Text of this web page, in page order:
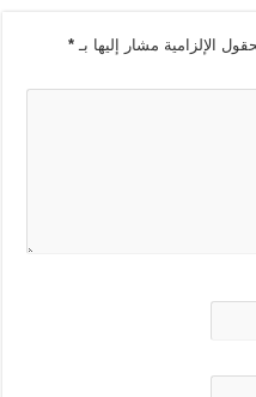
الإلزامية مشار إليها بـ*